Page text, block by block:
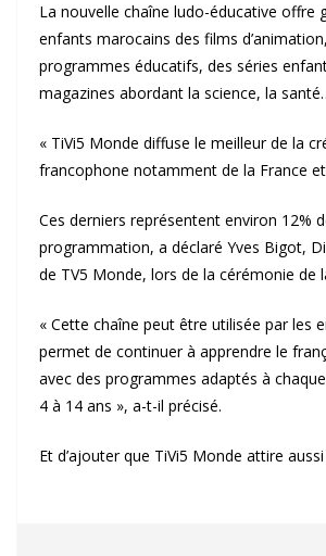
La nouvelle chaîne ludo-éducative offre
enfants marocains des films
programmes éducatifs, des séries
magazines abordant la science, la
« TiVi5 Monde diffuse le meilleur de la
francophone notamment de la France
Ces derniers représentent environ 12%
programmation, a déclaré Yves Bigot,
de TV5 Monde, lors de la cérémonie de
« Cette chaîne peut être utilisée par les
permet de continuer à apprendre le
avec des programmes adaptés à
4 à 14 ans », a-t-il précisé.
Et d’ajouter que TiVi5 Monde attire